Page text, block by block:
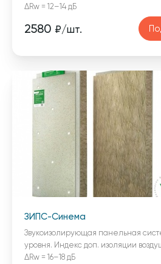
ΔRw = 12–14 дБ
2580 ₽/шт.
ЗИПС-Синема
Звукоизолирующая панельная
уровня. Индекс доп. изоляции
ΔRw = 16–18 дБ